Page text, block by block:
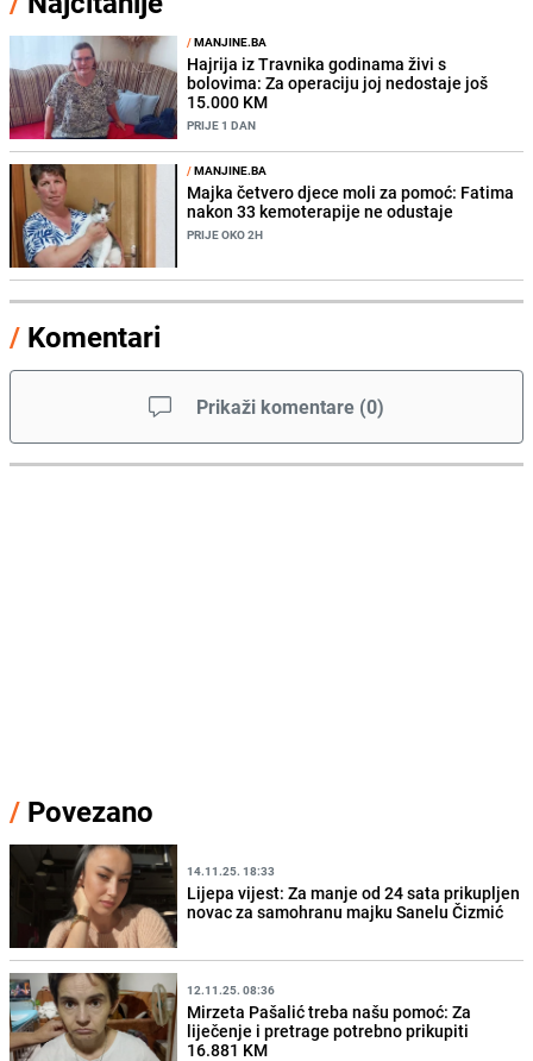
/MANJINE.BA
Hajrija iz Travnika godinama živi s
bolovima: Za operaciju joj nedostaje još
15.000 KM
PRIJE 1 DAN
/MANJINE.BA
Majka četvero djece moli za pomoć: Fatima
nakon 33 kemoterapije ne odustaje
PRIJE OKO 2H
/ Komentari
Prikaži komentare (0)
/ Povezano
14.11.25. 18:33
Lijepa vijest: Za manje od 24 sata prikupljen
novac za samohranu majku Sanelu Čizmić
12.11.25. 08:36
Mirzeta Pašalić treba našu pomoć: Za
liječenje i pretrage potrebno prikupiti
16.881 KM